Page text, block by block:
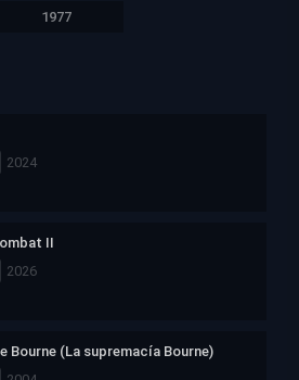
1977
2024
II
2026
Bourne (La supremacía Bourne)